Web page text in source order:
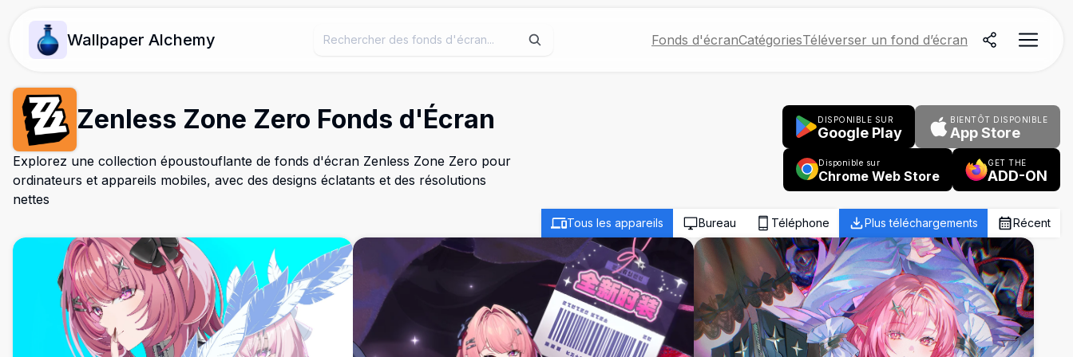
Wallpaper Alchemy Fonds d'écranCatégoriesTéléverser un fond d’écran
Zenless Zone Zero Fonds d'Écran
Explorez une collection époustouflante de fonds d'écran Zenless Zone Zero pour
ordinateurs et appareils mobiles, avec des designs éclatants et des résolutions
nettes
DISPONIBLE SUR
Google Play
BIENTÔT DISPONIBLE
App Store
Disponible sur
Chrome Web Store
GET THE
ADD-ON
Tous les appareils Bureau Téléphone Plus téléchargements Récent